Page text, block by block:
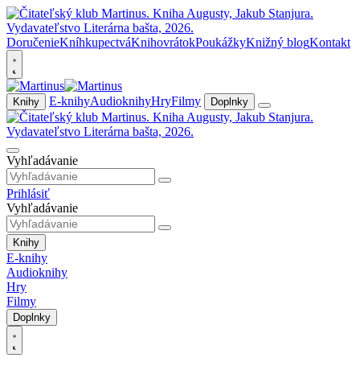
DoručenieKníhkupectváKnihovrátokPoukážkyKnižný blogKontakt
Knihy E-knihyAudioknihyHryFilmy Doplnky
Vyhľadávanie
Prihlásiť
Vyhľadávanie
Knihy
E-knihy
Audioknihy
Hry
Filmy
Doplnky